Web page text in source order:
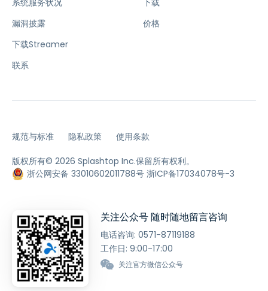
系统服务状况
漏洞披露
下载Streamer
联系
下载
价格
规范与标准 隐私政策 使用条款
版权所有© 2026 Splashtop Inc.保留所有权利。
浙公网安备 33010602011788号 浙ICP备17034078号-3
关注公众号 随时随地留言咨询
电话咨询: 0571-87119188
工作日: 9:00-17:00
关注官方微信公众号